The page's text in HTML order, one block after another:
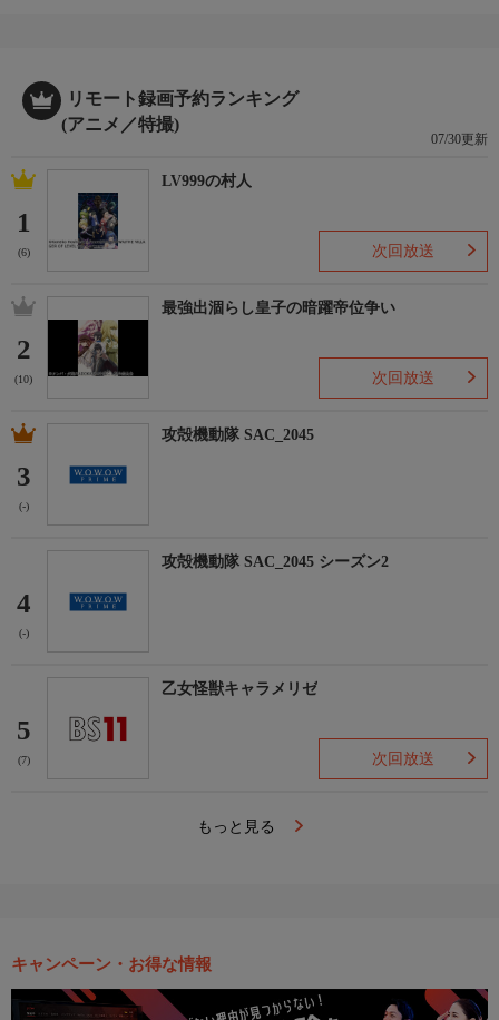
リモート録画予約ランキング
(アニメ／特撮)
07/30更新
1
(6)
LV999の村人
次回放送
2
(10)
最強出涸らし皇子の暗躍帝位争い
次回放送
3
(-)
攻殻機動隊 SAC_2045
4
(-)
攻殻機動隊 SAC_2045 シーズン2
5
(7)
乙女怪獣キャラメリゼ
次回放送
もっと見る
キャンペーン・お得な情報